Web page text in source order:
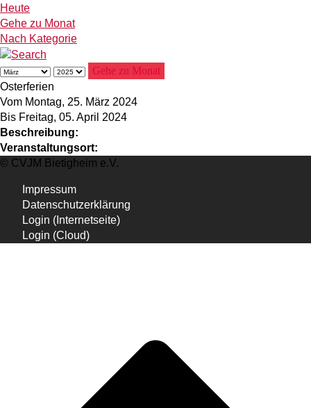
Heute
Gehe zu Monat
Nach Kategorie
Gehe zu Monat
Osterferien
Vom Montag, 25. März 2024
Bis Freitag, 05. April 2024
Beschreibung:
Veranstaltungsort:
© CVJM Bietigheim e.V.
Impressum
Datenschutzerklärung
Login (Internetseite)
Login (Cloud)